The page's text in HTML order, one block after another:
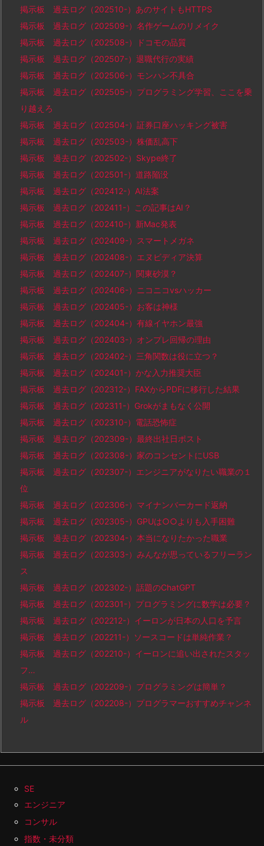
掲示板 過去ログ（202510-）あのサイトもHTTPS
掲示板 過去ログ（202509-）名作ゲームのリメイク
掲示板 過去ログ（202508-）ドコモの品質
掲示板 過去ログ（202507-）退職代行の実績
掲示板 過去ログ（202506-）モンハン不具合
掲示板 過去ログ（202505-）プログラミング学習、ここを乗
り越えろ
掲示板 過去ログ（202504-）証券口座ハッキング被害
掲示板 過去ログ（202503-）株価乱高下
掲示板 過去ログ（202502-）Skype終了
掲示板 過去ログ（202501-）道路陥没
掲示板 過去ログ（202412-）AI法案
掲示板 過去ログ（202411-）この記事はAI？
掲示板 過去ログ（202410-）新Mac発表
掲示板 過去ログ（202409-）スマートメガネ
掲示板 過去ログ（202408-）エヌビディア決算
掲示板 過去ログ（202407-）関東砂漠？
掲示板 過去ログ（202406-）ニコニコvsハッカー
掲示板 過去ログ（202405-）お客は神様
掲示板 過去ログ（202404-）有線イヤホン最強
掲示板 過去ログ（202403-）オンプレ回帰の理由
掲示板 過去ログ（202402-）三角関数は役に立つ？
掲示板 過去ログ（202401-）かな入力推奨大臣
掲示板 過去ログ（202312-）FAXからPDFに移行した結果
掲示板 過去ログ（202311-）Grokがまもなく公開
掲示板 過去ログ（202310-）電話恐怖症
掲示板 過去ログ（202309-）最終出社日ポスト
掲示板 過去ログ（202308-）家のコンセントにUSB
掲示板 過去ログ（202307-）エンジニアがなりたい職業の１
位
掲示板 過去ログ（202306-）マイナンバーカード返納
掲示板 過去ログ（202305-）GPUは○○よりも入手困難
掲示板 過去ログ（202304-）本当になりたかった職業
掲示板 過去ログ（202303-）みんなが思っているフリーラン
ス
掲示板 過去ログ（202302-）話題のChatGPT
掲示板 過去ログ（202301-）プログラミングに数学は必要？
掲示板 過去ログ（202212-）イーロンが日本の人口を予言
掲示板 過去ログ（202211-）ソースコードは単純作業？
掲示板 過去ログ（202210-）イーロンに追い出されたスタッ
フ…
掲示板 過去ログ（202209-）プログラミングは簡単？
掲示板 過去ログ（202208-）プログラマーおすすめチャンネ
ル
SE
エンジニア
コンサル
指数・未分類